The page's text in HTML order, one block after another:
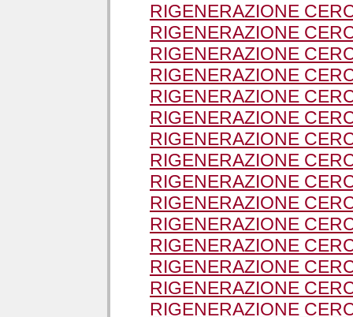
RIGENERAZIONE
RIGENERAZIONE
RIGENERAZIONE
RIGENERAZIONE
RIGENERAZIONE
RIGENERAZIONE
RIGENERAZIONE
RIGENERAZIONE
RIGENERAZIONE
RIGENERAZIONE
RIGENERAZIONE
RIGENERAZIONE
RIGENERAZIONE
RIGENERAZIONE
RIGENERAZIONE